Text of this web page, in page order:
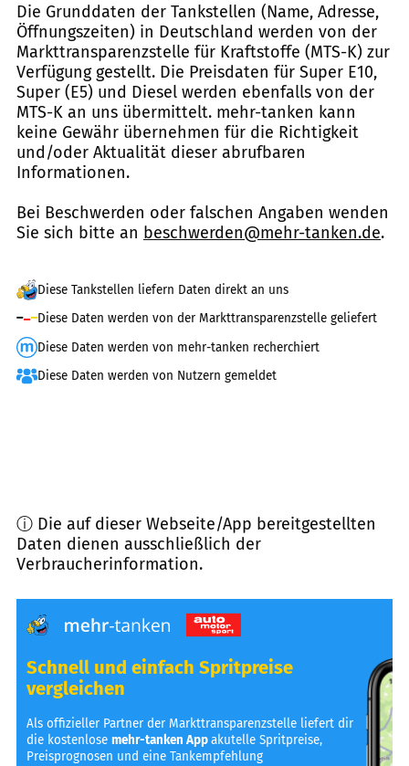
Die Grunddaten der Tankstellen (Name, Adresse,
Öffnungszeiten) in Deutschland werden von der
Markttransparenzstelle für Kraftstoffe (MTS-K) zur
Verfügung gestellt. Die Preisdaten für Super E10,
Super (E5) und Diesel werden ebenfalls von der
MTS-K an uns übermittelt. mehr-tanken kann
keine Gewähr übernehmen für die Richtigkeit
und/oder Aktualität dieser abrufbaren
Informationen.
Bei Beschwerden oder falschen Angaben wenden
Sie sich bitte an beschwerden@mehr-tanken.de.
Diese Tankstellen liefern Daten direkt an uns
Diese Daten werden von der Markttransparenzstelle geliefert
Diese Daten werden von mehr-tanken recherchiert
Diese Daten werden von Nutzern gemeldet
ⓘ Die auf dieser Webseite/App bereitgestellten
Daten dienen ausschließlich der
Verbraucherinformation.
Schnell und einfach Spritpreise
vergleichen
Als offizieller Partner der Markttransparenzstelle liefert dir
die kostenlosemehr-tanken Appakutelle Spritpreise,
Preisprognosen und eine Tankempfehlung